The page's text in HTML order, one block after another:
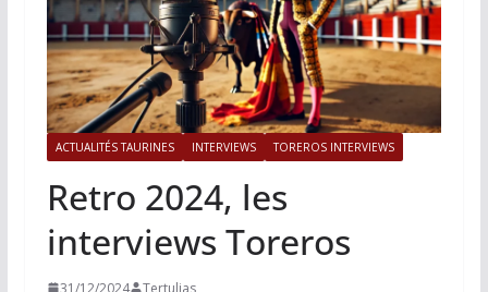
ACTUALITÉS TAURINES INTERVIEWS TOREROS INTERVIEWS
Retro 2024, les
interviews Toreros
31/12/2024 Tertulias